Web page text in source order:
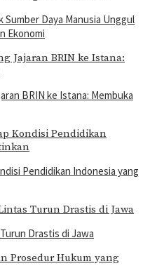
Daya Manusia Unggul
Ekonomi
BRIN ke Istana: Membuka
Pendidikan Indonesia yang
Drastis di Jawa